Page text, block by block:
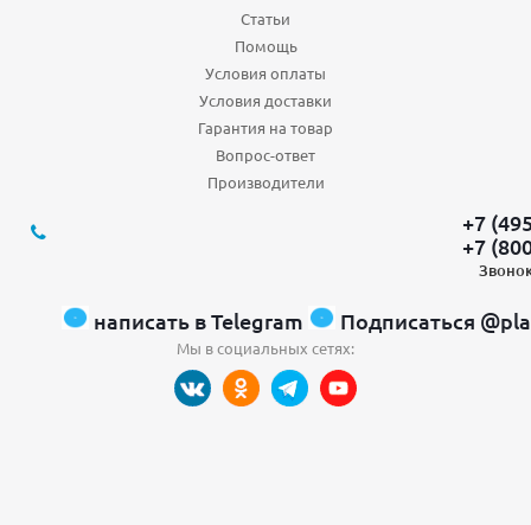
Статьи
Помощь
Условия оплаты
Условия доставки
Гарантия на товар
Вопрос-ответ
Производители
+7
+7
написать в Telegram Подписаться
Мы в социальных сетях: